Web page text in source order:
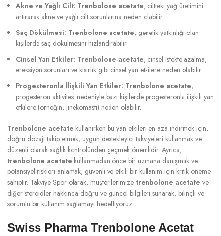
Akne ve Yağlı Cilt: Trenbolone acetate, ciltteki yağ üretimini
artırarak akne ve yağlı cilt sorunlarına neden olabilir.
Saç Dökülmesi: Trenbolone acetate, genetik yatkınlığı olan
kişilerde saç dökülmesini hızlandırabilir.
Cinsel Yan Etkiler: Trenbolone acetate, cinsel istekte azalma,
ereksiyon sorunları ve kısırlık gibi cinsel yan etkilere neden olabilir.
Progesteronla İlişkili Yan Etkiler: Trenbolone acetate,
progesteron aktivitesi nedeniyle bazı kişilerde progesteronla ilişkili yan
etkilere (örneğin, jinekomasti) neden olabilir.
Trenbolone acetate kullanırken bu yan etkileri en aza indirmek için,
doğru dozajı takip etmek, uygun destekleyici takviyeleri kullanmak ve
düzenli olarak sağlık kontrolünden geçmek önemlidir. Ayrıca,
trenbolone acetate kullanmadan önce bir uzmana danışmak ve
potansiyel riskleri anlamak, güvenli ve etkili bir kullanım için kritik öneme
sahiptir. Takviye Spor olarak, müşterilerimize trenbolone acetate ve
diğer steroidler hakkında doğru ve güncel bilgileri sunarak, bilinçli ve
sorumlu bir kullanım sağlamayı hedefliyoruz.
Swiss Pharma Trenbolone Acetat